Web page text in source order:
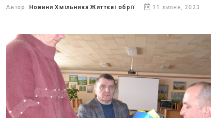
Автор: Новини Хмільника Життєві обрії 11 липня, 2023